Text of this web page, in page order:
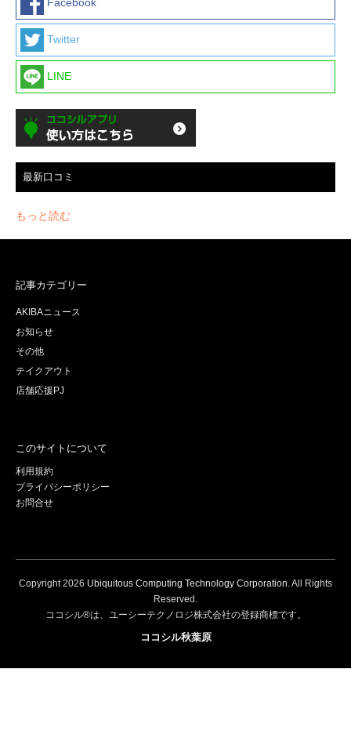
Twitter
LINE
最新口コミ
もっと読む
記事カテゴリー
AKIBAニュース
お知らせ
その他
テイクアウト
店舗応援PJ
このサイトについて
利用規約
プライバシーポリシー
お問合せ
Copyright2026 Ubiquitous Computing Technology Corporation. All Rights
Reserved.
ココシル®は、ユーシーテクノロジ株式会社の登録商標です。
ココシル秋葉原